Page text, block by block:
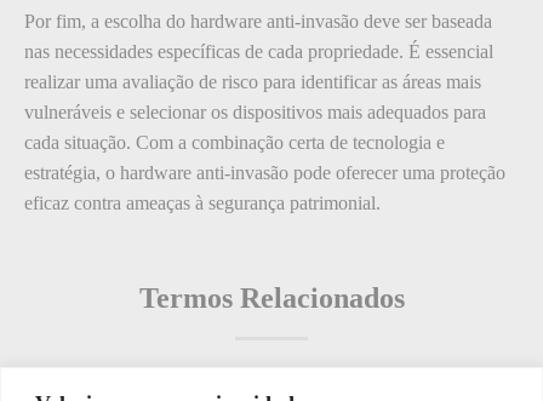
Por fim, a escolha do hardware anti-invasão deve ser baseada
nas necessidades específicas de cada propriedade. É essencial
realizar uma avaliação de risco para identificar as áreas mais
vulneráveis e selecionar os dispositivos mais adequados para
cada situação. Com a combinação certa de tecnologia e
estratégia, o hardware anti-invasão pode oferecer uma proteção
eficaz contra ameaças à segurança patrimonial.
Termos Relacionados